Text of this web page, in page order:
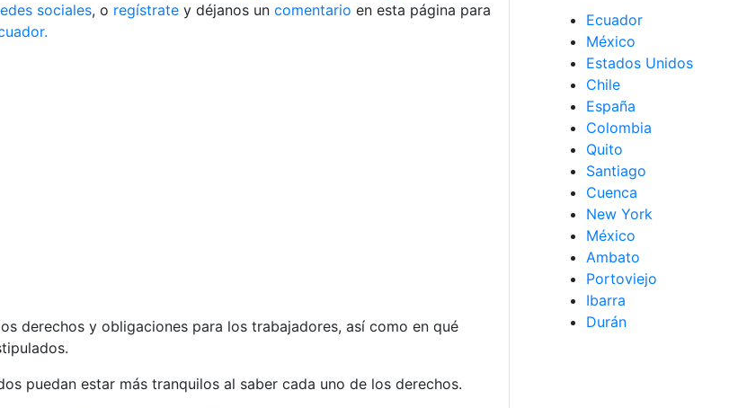
sociales, o regístrate y déjanos un comentario en esta página para
derechos y obligaciones para los trabajadores, así como en qué
puedan estar más tranquilos al saber cada uno de los derechos.
Ecuador
México
Estados Unidos
Chile
España
Colombia
Quito
Santiago
Cuenca
New York
México
Ambato
Portoviejo
Ibarra
Durán